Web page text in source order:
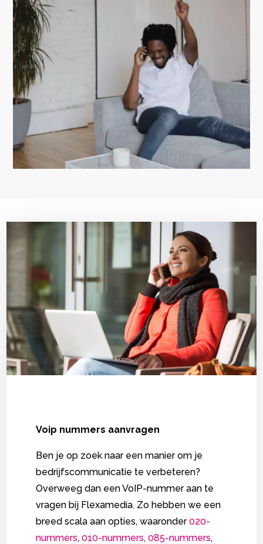
Voip nummers aanvragen
Ben je op zoek naar een manier om je
bedrijfscommunicatie te verbeteren?
Overweeg dan een VoIP-nummer aan te
vragen bij Flexamedia. Zo hebben we een
breed scala aan opties, waaronder020-
nummers,010-nummers,085-nummers,